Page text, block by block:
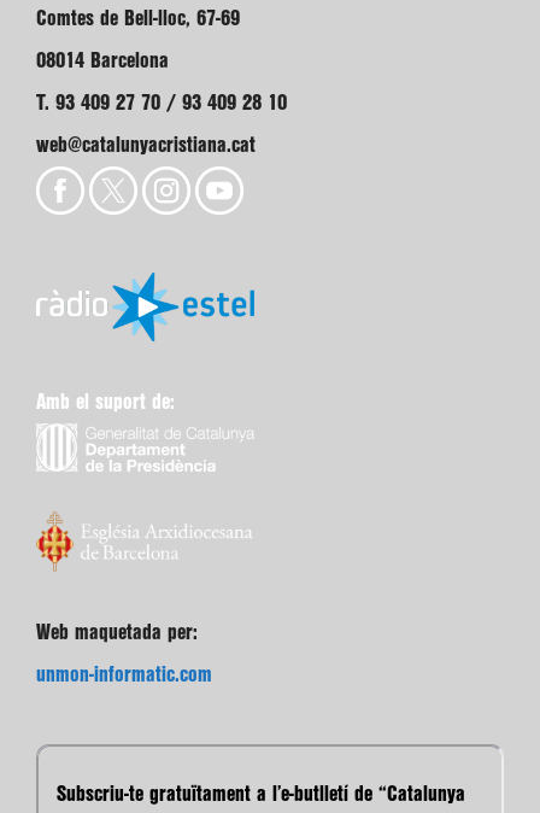
Comtes de Bell-lloc, 67-69
08014 Barcelona
T. 93 409 27 70 / 93 409 28 10
web@catalunyacristiana.cat
Amb el suport de:
Web maquetada per:
unmon-informatic.com
Subscriu-te gratuïtament a l’e-butlletí de “Catalunya